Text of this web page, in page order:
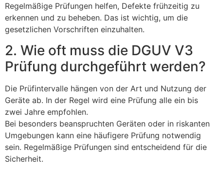
Regelmäßige Prüfungen helfen, Defekte frühzeitig zu
erkennen und zu beheben. Das ist wichtig, um die
gesetzlichen Vorschriften einzuhalten.
2. Wie oft muss die DGUV V3
Prüfung durchgeführt werden?
Die Prüfintervalle hängen von der Art und Nutzung der
Geräte ab. In der Regel wird eine Prüfung alle ein bis
zwei Jahre empfohlen.
Bei besonders beanspruchten Geräten oder in riskanten
Umgebungen kann eine häufigere Prüfung notwendig
sein. Regelmäßige Prüfungen sind entscheidend für die
Sicherheit.